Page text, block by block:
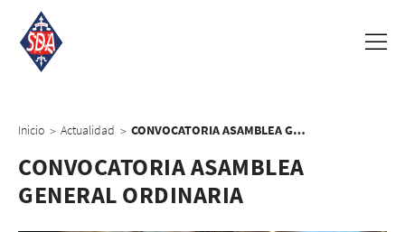
Inicio > Actualidad > CONVOCATORIA ASAMBLEA GENERAL ORDINARIA
CONVOCATORIA ASAMBLEA
GENERAL ORDINARIA